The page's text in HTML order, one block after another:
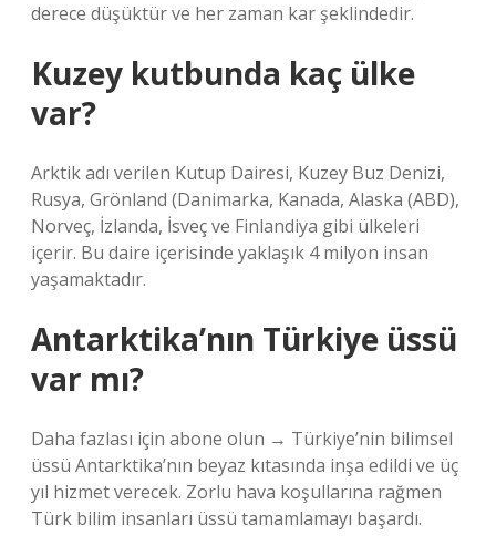
derece düşüktür ve her zaman kar şeklindedir.
Kuzey kutbunda kaç ülke
var?
Arktik adı verilen Kutup Dairesi, Kuzey Buz Denizi,
Rusya, Grönland (Danimarka, Kanada, Alaska (ABD),
Norveç, İzlanda, İsveç ve Finlandiya gibi ülkeleri
içerir. Bu daire içerisinde yaklaşık 4 milyon insan
yaşamaktadır.
Antarktika’nın Türkiye üssü
var mı?
Daha fazlası için abone olun → Türkiye’nin bilimsel
üssü Antarktika’nın beyaz kıtasında inşa edildi ve üç
yıl hizmet verecek. Zorlu hava koşullarına rağmen
Türk bilim insanları üssü tamamlamayı başardı.